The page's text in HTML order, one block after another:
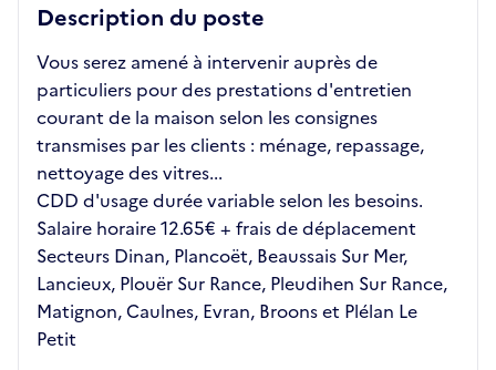
Description du poste
Vous serez amené à intervenir auprès de
particuliers pour des prestations d'entretien
courant de la maison selon les consignes
transmises par les clients : ménage, repassage,
nettoyage des vitres...
CDD d'usage durée variable selon les besoins.
Salaire horaire 12.65€ + frais de déplacement
Secteurs Dinan, Plancoët, Beaussais Sur Mer,
Lancieux, Plouër Sur Rance, Pleudihen Sur Rance,
Matignon, Caulnes, Evran, Broons et Plélan Le
Petit